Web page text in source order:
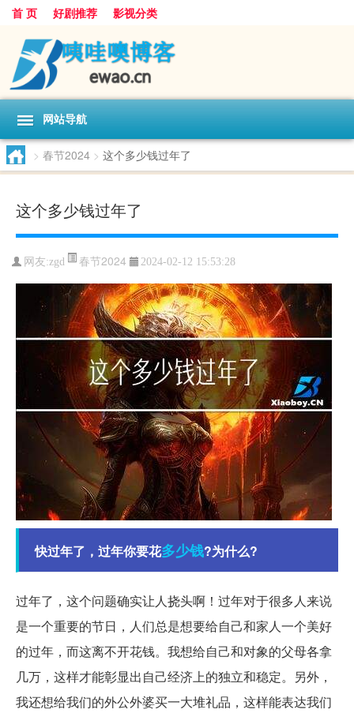
首 页 好剧推荐 影视分类
网站导航
> 春节2024 > 这个多少钱过年了
这个多少钱过年了
网友:zgd 春节2024 2024-02-12 15:53:28
快过年了，过年你要花多少钱?为什么?
过年了，这个问题确实让人挠头啊！过年对于很多人来说
是一个重要的节日，人们总是想要给自己和家人一个美好
的过年，而这离不开花钱。我想给自己和对象的父母各拿
几万，这样才能彰显出自己经济上的独立和稳定。另外，
我还想给我们的外公外婆买一大堆礼品，这样能表达我们